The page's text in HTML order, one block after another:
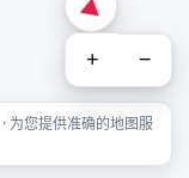
+ −
为您提供准确的地图服